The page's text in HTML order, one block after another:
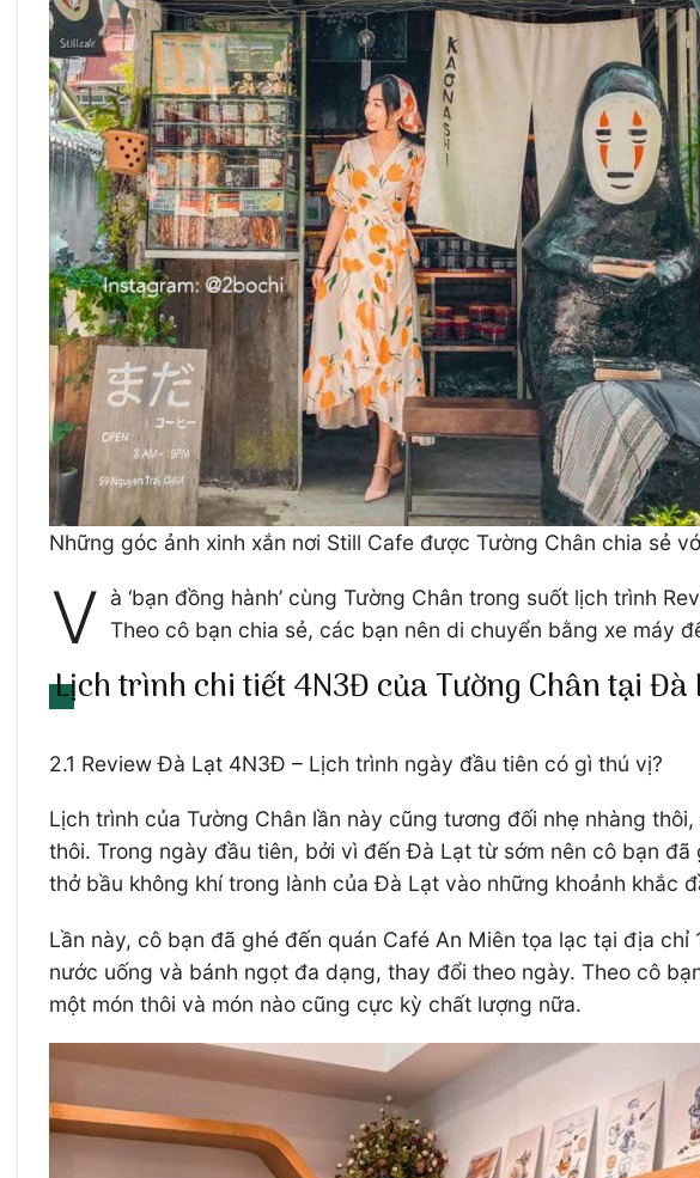
Những góc ảnh xinh xắn nơi Still Cafe được Tường Chân chia sẻ
V à ‘bạn đồng hành’ cùng Tường Chân trong suốt lịch trình
Theo cô bạn chia sẻ, các bạn nên di chuyển bằng xe máy
Lịch trình chi tiết 4N3Đ của Tường Chân tại Đà
2.1 Review Đà Lạt 4N3Đ – Lịch trình ngày đầu tiên có gì thú vị?
Lịch trình của Tường Chân lần này cũng tương đối nhẹ nhàng
thôi. Trong ngày đầu tiên, bởi vì đến Đà Lạt từ sớm nên cô bạn
thở bầu không khí trong lành của Đà Lạt vào những khoảnh khắc
Lần này, cô bạn đã ghé đến quán Café An Miên tọa lạc tại địa
nước uống và bánh ngọt đa dạng, thay đổi theo ngày. Theo cô
một món thôi và món nào cũng cực kỳ chất lượng nữa.